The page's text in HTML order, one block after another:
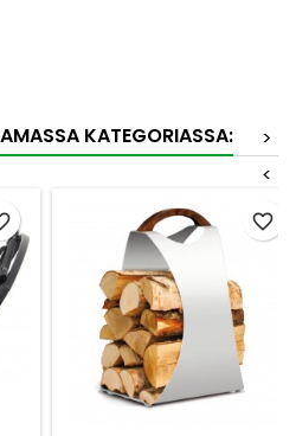
KATEGORIASSA:
>
<
favorite_border